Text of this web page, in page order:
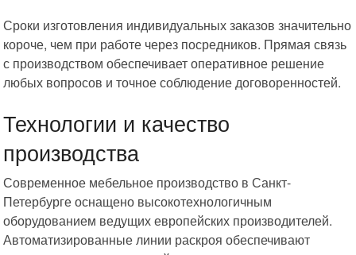
Сроки изготовления индивидуальных заказов значительно
короче, чем при работе через посредников. Прямая связь
с производством обеспечивает оперативное решение
любых вопросов и точное соблюдение договоренностей.
Технологии и качество
производства
Современное мебельное производство в Санкт-
Петербурге оснащено высокотехнологичным
оборудованием ведущих европейских производителей.
Автоматизированные линии раскроя обеспечивают